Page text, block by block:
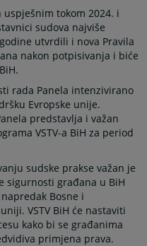
tokom 2024. i
sudova najviše
utvrdili i nova Pravila
nakon potpisivanja i biće
rada Panela intenzivirano
Evropske unije.
predstavlja i važan
VSTV-a BiH za period
sudske prakse važan je
sigurnosti građana u BiH
Bosne i
VSTV BiH će nastaviti
kako bi se građanima
primjena prava.